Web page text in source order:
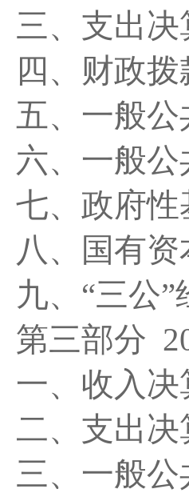
三、支出决
四、财政
五、一般
六、一般
七、政府
八、国有
九、“三公
第三部分
一、收入决
二、支出决
三、一般